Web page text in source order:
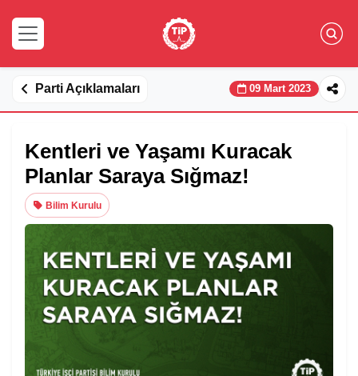
Parti Açıklamaları 09 Mart 2023
Kentleri ve Yaşamı Kuracak
Planlar Saraya Sığmaz!
Bilim Kurulu